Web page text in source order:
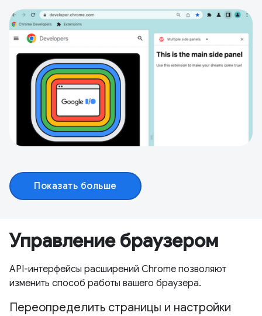
Показать больше
Управление браузером
API-интерфейсы расширений Chrome позволяют
изменить способ работы вашего браузера.
Переопределить страницы и настройки